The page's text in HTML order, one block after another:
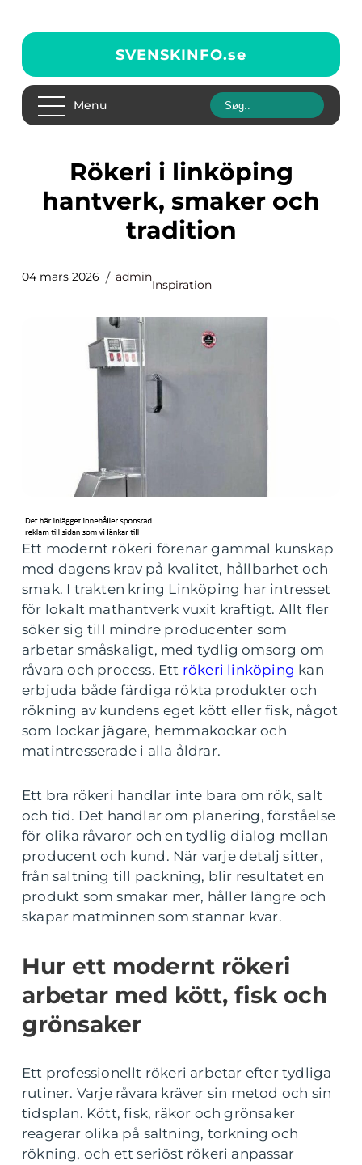
SVENSKINFO.se
Menu
Rökeri i linköping
hantverk, smaker och
tradition
04 mars 2026 admin
Inspiration
Ett modernt rökeri förenar gammal kunskap
med dagens krav på kvalitet, hållbarhet och
smak. I trakten kring Linköping har intresset
för lokalt mathantverk vuxit kraftigt. Allt fler
söker sig till mindre producenter som
arbetar småskaligt, med tydlig omsorg om
råvara och process. Ett rökeri linköping kan
erbjuda både färdiga rökta produkter och
rökning av kundens eget kött eller fisk, något
som lockar jägare, hemmakockar och
matintresserade i alla åldrar.
Ett bra rökeri handlar inte bara om rök, salt
och tid. Det handlar om planering, förståelse
för olika råvaror och en tydlig dialog mellan
producent och kund. När varje detalj sitter,
från saltning till packning, blir resultatet en
produkt som smakar mer, håller längre och
skapar matminnen som stannar kvar.
Hur ett modernt rökeri
arbetar med kött, fisk och
grönsaker
Ett professionellt rökeri arbetar efter tydliga
rutiner. Varje råvara kräver sin metod och sin
tidsplan. Kött, fisk, räkor och grönsaker
reagerar olika på saltning, torkning och
rökning, och ett seriöst rökeri anpassar